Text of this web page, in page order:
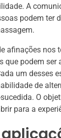
A
podem ter
afinações nos
que podem
um desses
de
O
para a